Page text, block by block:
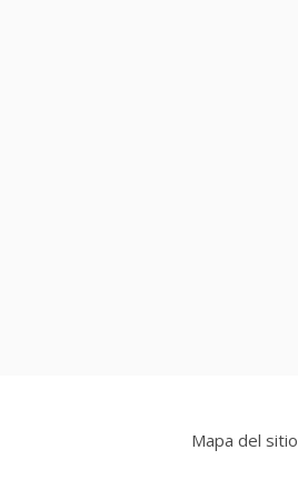
Mapa del sitio